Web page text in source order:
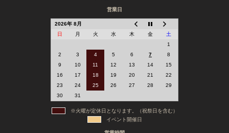
営業日
2026年 8月
日
月 火 水 木 金
土
1
2
3 4 5 6 7
8
9
10 11 12 13 14
15
16
17 18 19 20 21
22
23
24 25 26 27 28
29
30
31
※火曜が定休日となります。（祝祭日を含む）
イベント開催日